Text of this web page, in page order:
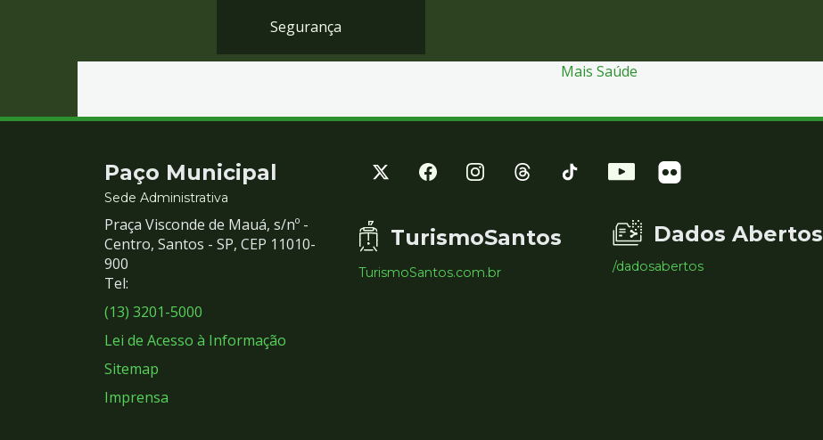
Segurança
Mais Saúde
Contato
e
Redes
Sociais
Paço Municipal
Sede Administrativa
Praça Visconde de Mauá, s/nº -
Centro, Santos - SP, CEP 11010-
900
Tel:
(13) 3201-5000
Lei de Acesso à Informação
Sitemap
Imprensa
TurismoSantos
TurismoSantos.com.br
Dados Abertos
/dadosabertos